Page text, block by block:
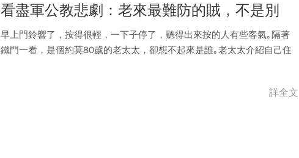
看盡軍公教悲劇：老來最難防的賊，不是別
人，而是兒女
早上門鈴響了，按得很輕，一下子停了，聽得出來按的人有些客氣｡隔著
鐵門一看，是個約莫80歲的老太太，卻想不起來是誰｡老太太介紹自己住
詳全文